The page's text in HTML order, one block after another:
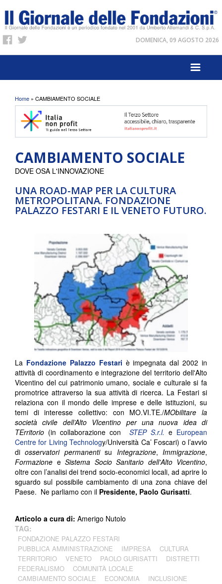
DOMENICA, 09 AGOSTO 2026
Tu sei qui
Home » CAMBIAMENTO SOCIALE
CAMBIAMENTO SOCIALE
UNA ROAD-MAP PER LA CULTURA
METROPOLITANA. FONDAZIONE
PALAZZO FESTARI E IL VENETO FUTURO.
DOVE OSA L'INNOVAZIONE
La Fondazione Palazzo Festari è impegnata dal 2002 in
attività di coordinamento e integrazione del territorio dell'Alto
Vicentino del cui patrimonio umano, sociale e culturale si fa
promotrice attraverso la sua attività di ricerca. La Festari si
relaziona con il mondo delle imprese e delle istituzioni, su
temi di interesse collettivo: con MO.VI.TE./MObilitare la
società civile dell’Alto VIcentino per una nuova idea di
TErritorio (in collaborazione con STEP S.r.l. e European
Centre for Living Technology/Università Ca’ Foscari) o l’avvio
diosservatori permanentisu Integrazione,Immigrazione,
Formazione e Sistema Socio Sanitario dell'Alto Vicentino,
oltre con l’analisi dei trend socio-economici locali, ad aprire lo
sguardo sul possibile cambiamento di una zona chiave del
Paese. Ne parliamo con il Presidente, Paolo Gurisatti.
Articolo a cura di: Amerigo Nutolo
TAG:
FONDAZIONE PALAZZO FESTARI
PUBBLICA AMMINISTRAZIONE
IMPRESA
CULTURA
TERRITORIO
VENETO PAOLO GURISATTI
DISTRETTI
FEDERALISMO
COMUNITÀ LOCALE
CAMBIAMENTO SOCIALE
ECONOMIA INCLUSIONE